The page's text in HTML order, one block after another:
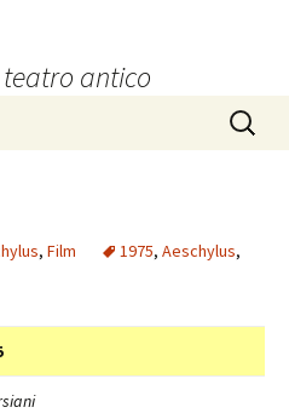
antico
Ricerca
per:
, Film 1975, Aeschylus,